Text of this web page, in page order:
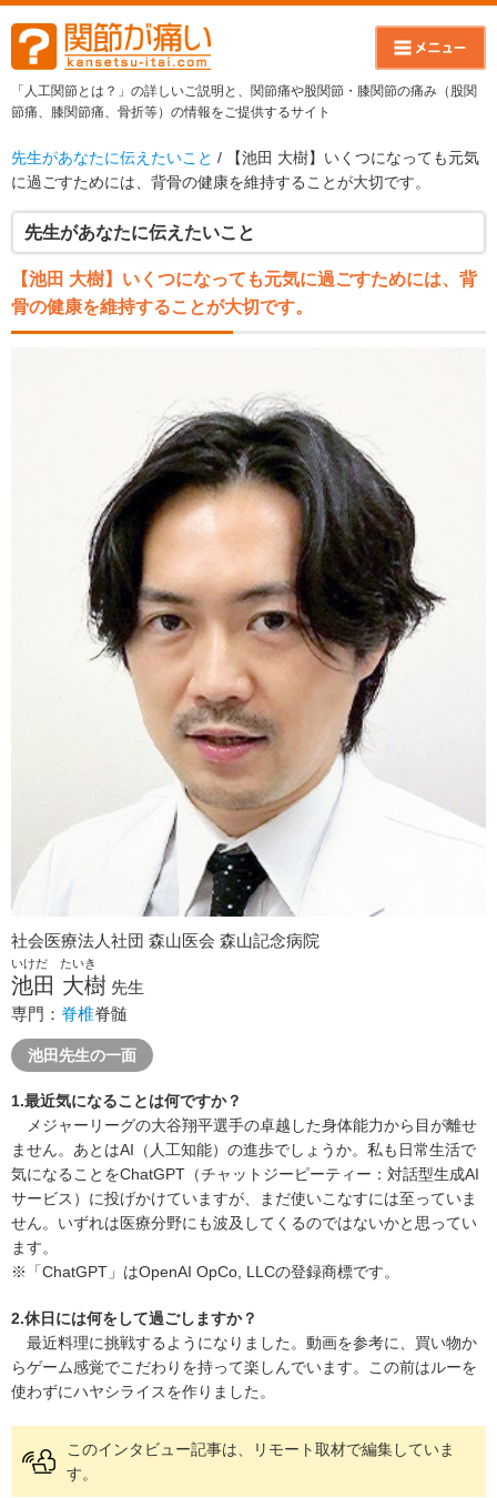
「人工関節とは？」の詳しいご説明と、関節痛や股関節・膝関節の痛み（股関
節痛、膝関節痛、骨折等）の情報をご提供するサイト
先生があなたに伝えたいこと / 【池田 大樹】いくつになっても元気
に過ごすためには、背骨の健康を維持することが大切です。
先生があなたに伝えたいこと
【池田 大樹】いくつになっても元気に過ごすためには、背
骨の健康を維持することが大切です。
社会医療法人社団 森山医会 森山記念病院
いけだ たいき
池田 大樹 先生
専門： 脊椎脊髄
池田先生の一面
1.最近気になることは何ですか？
メジャーリーグの大谷翔平選手の卓越した身体能力から目が離せ
ません。あとはAI（人工知能）の進歩でしょうか。私も日常生活で
気になることをChatGPT（チャットジーピーティー：対話型生成AI
サービス）に投げかけていますが、まだ使いこなすには至っていま
せん。いずれは医療分野にも波及してくるのではないかと思ってい
ます。
※「ChatGPT」はOpenAI OpCo, LLCの登録商標です。
2.休日には何をして過ごしますか？
最近料理に挑戦するようになりました。動画を参考に、買い物か
らゲーム感覚でこだわりを持って楽しんでいます。この前はルーを
使わずにハヤシライスを作りました。
このインタビュー記事は、リモート取材で編集していま
す。